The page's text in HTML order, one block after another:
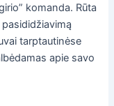
komanda. Rūta
tarptautinėse
apie savo